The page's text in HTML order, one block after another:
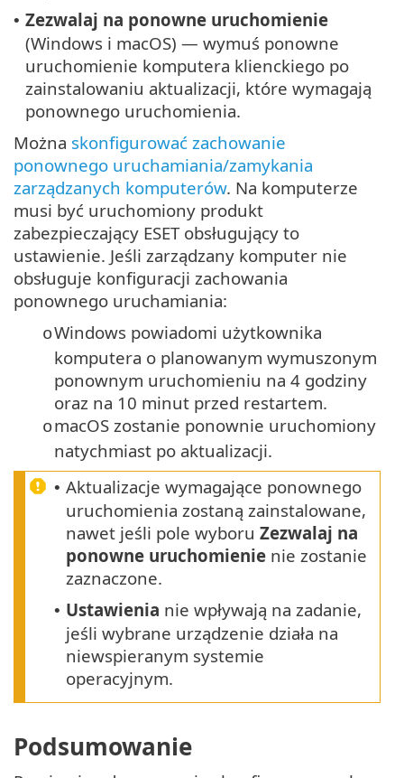
• Zezwalaj na ponowne uruchomienie
(Windows i macOS) — wymuś ponowne
uruchomienie komputera klienckiego po
zainstalowaniu aktualizacji, które wymagają
ponownego uruchomienia.
Można skonfigurować zachowanie
ponownego uruchamiania/zamykania
zarządzanych komputerów. Na komputerze
musi być uruchomiony produkt
zabezpieczający ESET obsługujący to
ustawienie. Jeśli zarządzany komputer nie
obsługuje konfiguracji zachowania
ponownego uruchamiania:
oWindows powiadomi użytkownika
komputera o planowanym wymuszonym
ponownym uruchomieniu na 4 godziny
oraz na 10 minut przed restartem.
omacOS zostanie ponownie uruchomiony
natychmiast po aktualizacji.
• Aktualizacje wymagające ponownego
uruchomienia zostaną zainstalowane,
nawet jeśli pole wyboru Zezwalaj na
ponowne uruchomienie nie zostanie
zaznaczone.
• Ustawienia nie wpływają na zadanie,
jeśli wybrane urządzenie działa na
niewspieranym systemie
operacyjnym.
Podsumowanie